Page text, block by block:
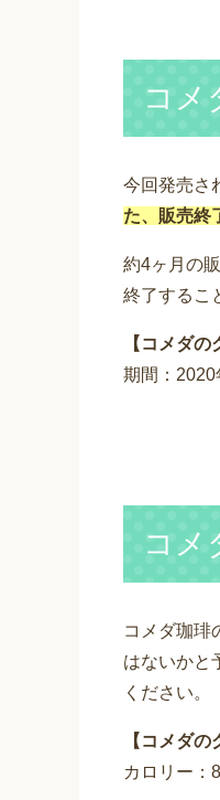
コメ
今回発売さ
た、販売終
約4ヶ月の
終了するこ
【コメダの
期間：
コメ
コメダ珈琲
はないかと
ください。
【コメダの
カロリー：